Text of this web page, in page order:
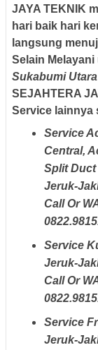
JAYA TEKNIK
hari baik hari
langsung
Selain
Sukabumi
SEJAHTERA
Service lainnya
Service
Central,
Split
Jeruk-
Call Or
Service
Jeruk-
Call Or
Service
Jeruk-